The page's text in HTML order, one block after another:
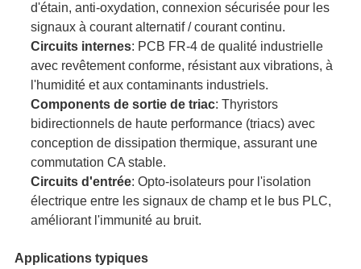
d'étain, anti-oxydation, connexion sécurisée pour les
signaux à courant alternatif / courant continu.
Circuits internes: PCB FR-4 de qualité industrielle
avec revêtement conforme, résistant aux vibrations, à
l'humidité et aux contaminants industriels.
Components de sortie de triac: Thyristors
bidirectionnels de haute performance (triacs) avec
conception de dissipation thermique, assurant une
commutation CA stable.
Circuits d'entrée: Opto-isolateurs pour l'isolation
électrique entre les signaux de champ et le bus PLC,
améliorant l'immunité au bruit.
Applications typiques